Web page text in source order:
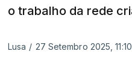
o trabalho da rede
Lusa / 27 Setembro 2025, 11:10